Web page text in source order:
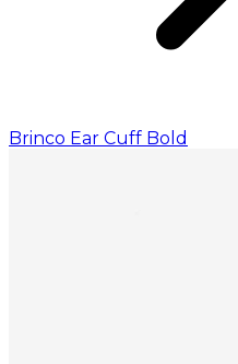
Brinco Ear Cuff Bold